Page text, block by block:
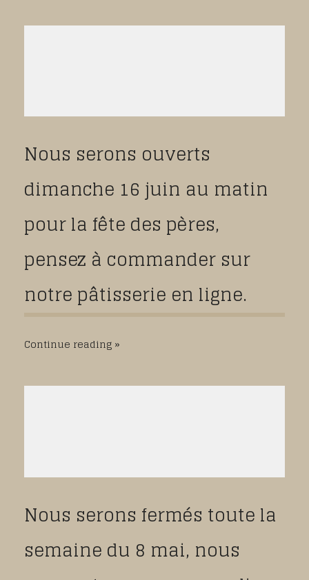
Nous serons ouverts
dimanche 16 juin au matin
pour la fête des pères,
pensez à commander sur
notre pâtisserie en ligne.
Continue reading
Nous serons fermés toute la
semaine du 8 mai, nous